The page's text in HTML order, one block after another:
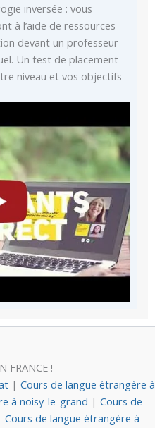
inversée : vous
à l’aide de ressources
devant un professeur
Un test de placement
niveau et vos objectifs
FRANCE !
| Cours de langue étrangère à
à noisy-le-grand | Cours de
Cours de langue étrangère à